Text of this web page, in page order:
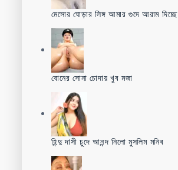
মেসোর ঘোড়ার লিঙ্গ আমার গুদে আরাম দিচ্ছে
বোনের সোনা চোদায় খুব মজা
হিন্দু দাসী চুদে আনন্দ নিলো মুসলিম মনিব